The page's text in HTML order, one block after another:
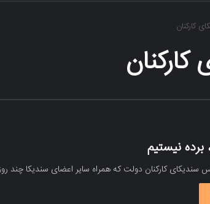
کارکنان
برده نیستیم
سندیکای کارکنان دولت که همراه سایر اعضای سندیکا